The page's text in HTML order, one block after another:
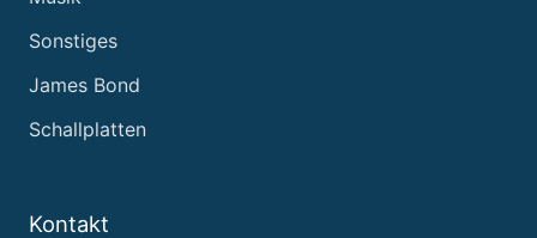
Sonstiges
James Bond
Schallplatten
Kontakt